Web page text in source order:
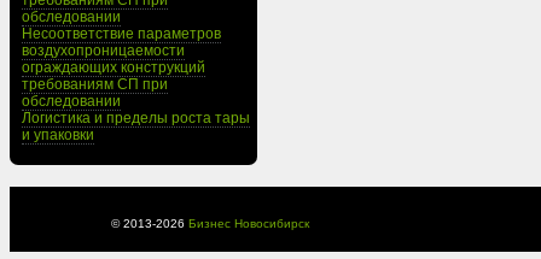
обследовании
Несоответствие параметров
воздухопроницаемости
ограждающих конструкций
требованиям СП при
обследовании
Логистика и пределы роста тары
и упаковки
© 2013-2026 Бизнес Новосибирск